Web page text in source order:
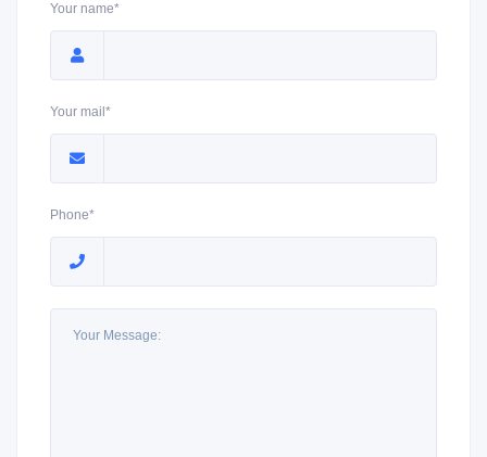
Your name*
Your mail*
Phone*